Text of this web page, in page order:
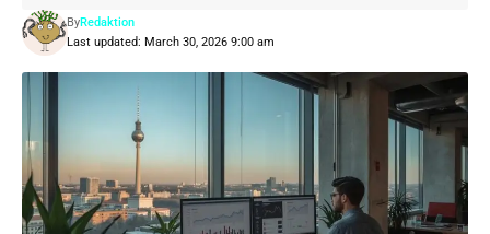
Last updated: March 30, 2026 9:00 am
ByRedaktion